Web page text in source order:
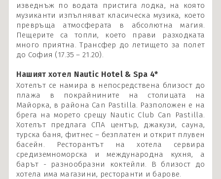
изведнъж по водата пристига лодка, на която
музиканти изпълняват класическа музика, което
превръща атмосферата в абсолютна магия.
Пещерите са топли, което прави разходката
много приятна. Трансфер до летището за полет
до София (17.35 – 21.20).
Нашият хотел Nautic Hotel & Spa 4*
Хотелът се намира в непосредствена близост до
плажа в покрайнините на столицата на
Майорка, в района Can Pastilla. Разположен е на
брега на морето срещу Nautic Club Can Pastilla.
Хотелът предлага СПА център, джакузи, сауна,
турска баня, фитнес – безплатен и открит плувен
басейн. Ресторантът на хотела сервира
средиземноморска и международна кухня, а
барът - разнообразни коктейли. В близост до
хотела има магазини, ресторанти и барове.